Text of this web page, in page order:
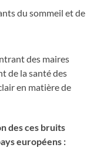
du sommeil et de
des maires
de la santé des
en matière de
des ces bruits
européens :